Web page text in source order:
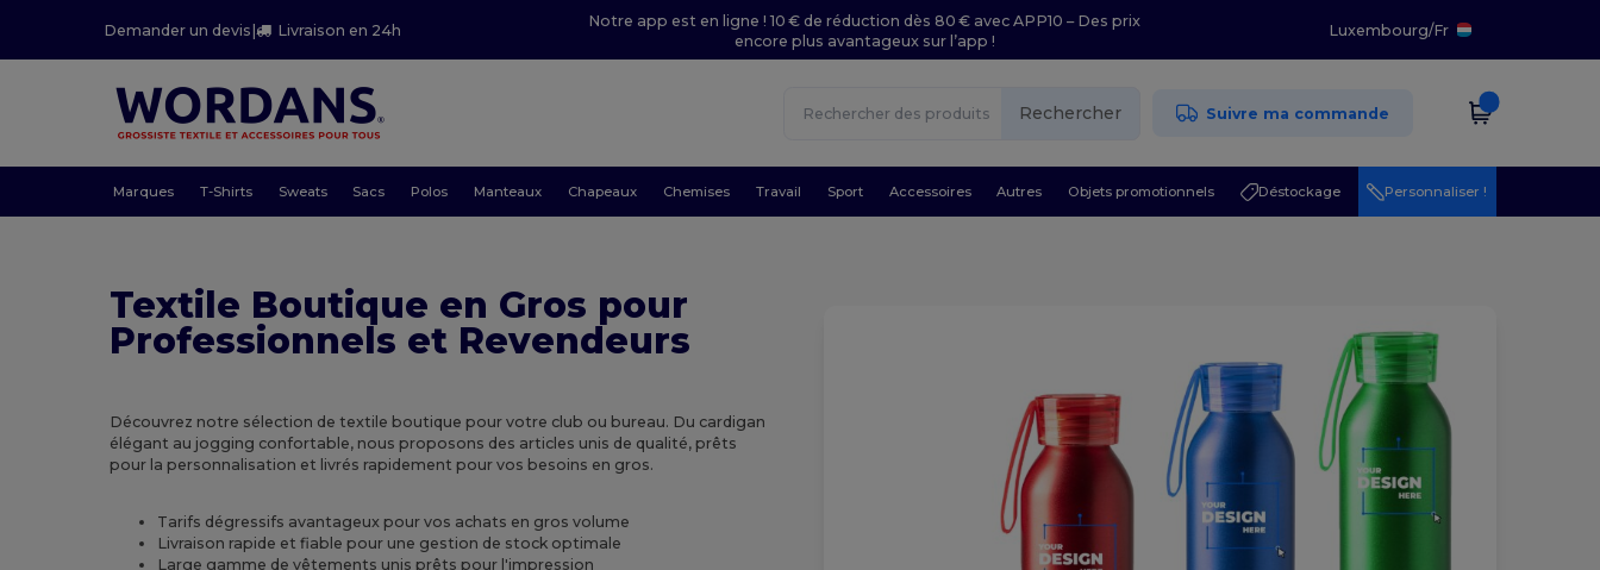
Demander un devis| Livraison en 24h
Notre app est en ligne ! 10 € de réduction dès 80 € avec APP10 – Des prix
encore plus avantageux sur l’app !
Luxembourg/Fr
Rechercher Suivre ma commande
Marques T-Shirts Sweats Sacs Polos Manteaux Chapeaux Chemises Travail Sport Accessoires Autres Objets promotionnels Déstockage Personnaliser !
Textile Boutique en Gros pour
Professionnels et Revendeurs
Découvrez notre sélection de textile boutique pour votre club ou bureau. Du cardigan
élégant au jogging confortable, nous proposons des articles unis de qualité, prêts
pour la personnalisation et livrés rapidement pour vos besoins en gros.
Tarifs dégressifs avantageux pour vos achats en gros volume
Livraison rapide et fiable pour une gestion de stock optimale
Large gamme de vêtements unis prêts pour l'impression